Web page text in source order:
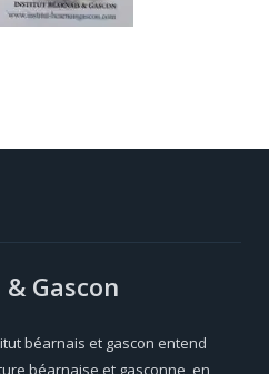
Gascon
béarnais et gascon entend
béarnaise et gasconne, en